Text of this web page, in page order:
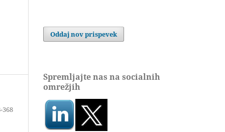
368
Oddaj nov prispevek
Spremljajte nas na socialnih
omrežjih